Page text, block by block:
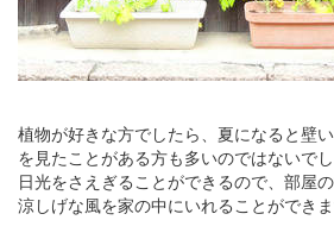
植物が好きな方でしたら、夏になると壁
を見たことがある方も多いのではないで
日光をさえぎることができるので、部屋
涼しげな風を家の中にいれることができま